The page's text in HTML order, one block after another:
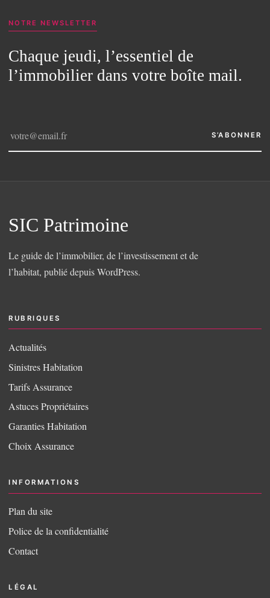
NOTRE NEWSLETTER
Chaque jeudi, l’essentiel de
l’immobilier dans votre boîte mail.
S’ABONNER
SIC Patrimoine
Le guide de l’immobilier, de l’investissement et de
l’habitat, publié depuis WordPress.
RUBRIQUES
Actualités
Sinistres Habitation
Tarifs Assurance
Astuces Propriétaires
Garanties Habitation
Choix Assurance
INFORMATIONS
Plan du site
Police de la confidentialité
Contact
LÉGAL